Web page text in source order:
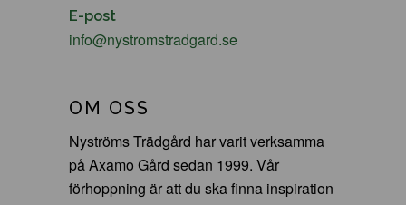
E-post
info@nystromstradgard.se
OM OSS
Nyströms Trädgård har varit verksamma
på Axamo Gård sedan 1999. Vår
förhoppning är att du ska finna inspiration